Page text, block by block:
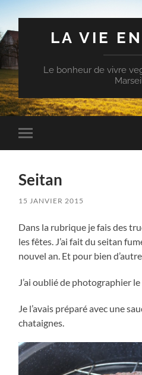
LA VIE
Le bonheur de vivre
Toggle
mobile
Seitan
15 JANVIER 2015
Dans la rubrique je fais des
les fêtes. J’ai fait du seitan
nouvel an. Et pour bien
J’ai oublié de photographier
Je l’avais préparé avec une
chataignes.